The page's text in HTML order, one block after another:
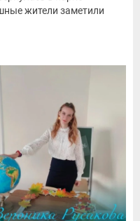
жители заметили